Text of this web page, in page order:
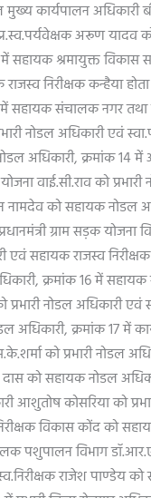
कार्यपालन अधिकारी
अरूण यादव
सहायक श्रमायुक्त विकास
निरीक्षक कन्हैया
में सहायक संचालक नगर तथा
नोडल अधिकारी एवं
अधिकारी, क्रमांक 14 में
वाई.सी.राव को
नामदेव को सहायक नोडल
ग्राम सड़क योजना
एवं सहायक राजस्व
क्रमांक 16 में
प्रभारी नोडल अधिकारी एवं
अधिकारी, क्रमांक 17 में
को प्रभारी नोडल
दास को सहायक नोडल
आशुतोष कोसरिया को
विकास कोंद को
पशुपालन विभाग
राजेश पाण्डेय